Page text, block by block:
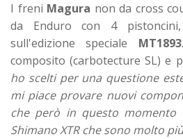
I freni Magura non da cross
da Enduro con 4
sull'edizione speciale MT1893
composito (carbotecture SL) e
ho scelti per una questione
mi piace provare nuovi
che però in questo
Shimano XTR che sono molto